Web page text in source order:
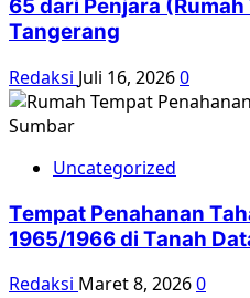
65 dari Penjara
Tangerang
Redaksi Juli 16, 20260
Uncategorized
Tempat Penahanan
1965/1966 di Tanah
Redaksi Maret 8, 20260